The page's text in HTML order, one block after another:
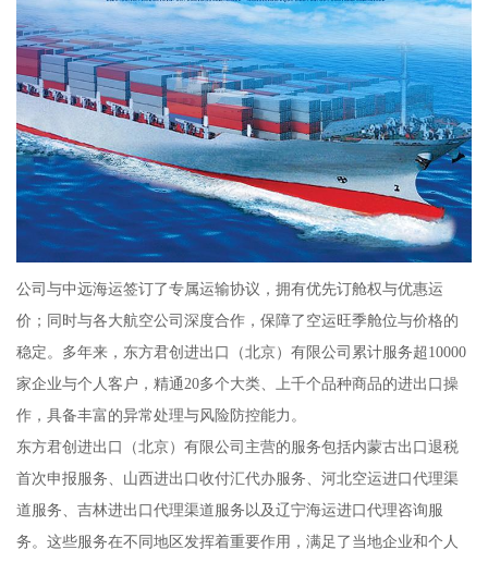
公司与中远海运签订了专属运输协议，拥有优先订舱权与优惠运
价；同时与各大航空公司深度合作，保障了空运旺季舱位与价格的
稳定。多年来，东方君创进出口（北京）有限公司累计服务超10000
家企业与个人客户，精通20多个大类、上千个品种商品的进出口操
作，具备丰富的异常处理与风险防控能力。
东方君创进出口（北京）有限公司主营的服务包括内蒙古出口退税
首次申报服务、山西进出口收付汇代办服务、河北空运进口代理渠
道服务、吉林进出口代理渠道服务以及辽宁海运进口代理咨询服
务。这些服务在不同地区发挥着重要作用，满足了当地企业和个人